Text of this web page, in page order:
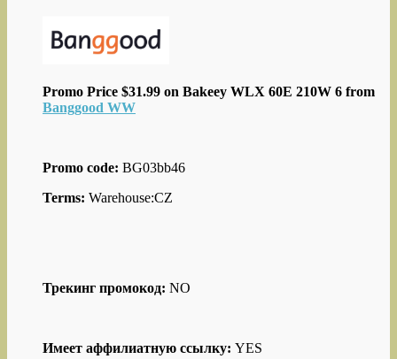
Promo Price $31.99 on Bakeey WLX 60E 210W 6 from
Banggood WW
Promo code: BG03bb46
Terms: Warehouse:CZ
Трекинг промокод: NO
Имеет аффилиатную ссылку: YES